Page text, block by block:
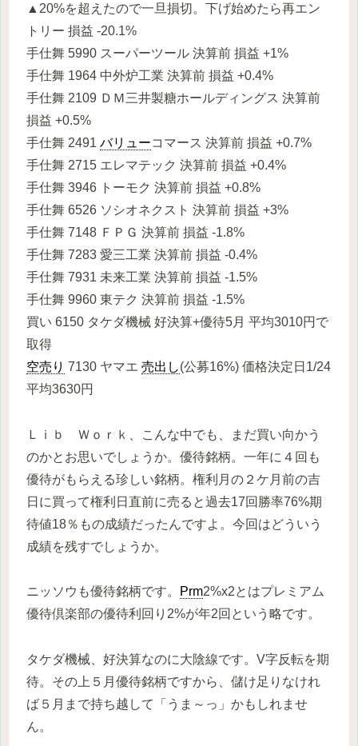
▲20%を超えたので一旦損切。下げ始めたら再エン
トリー 損益 -20.1%
手仕舞 5990 スーパーツール 決算前 損益 +1%
手仕舞 1964 中外炉工業 決算前 損益 +0.4%
手仕舞 2109 ＤＭ三井製糖ホールディングス 決算前
損益 +0.5%
手仕舞 2491 バリューコマース 決算前 損益 +0.7%
手仕舞 2715 エレマテック 決算前 損益 +0.4%
手仕舞 3946 トーモク 決算前 損益 +0.8%
手仕舞 6526 ソシオネクスト 決算前 損益 +3%
手仕舞 7148 ＦＰＧ 決算前 損益 -1.8%
手仕舞 7283 愛三工業 決算前 損益 -0.4%
手仕舞 7931 未来工業 決算前 損益 -1.5%
手仕舞 9960 東テク 決算前 損益 -1.5%
買い 6150 タケダ機械 好決算+優待5月 平均3010円で
取得
空売り 7130 ヤマエ 売出し(公募16%) 価格決定日1/24
平均3630円
Ｌｉｂ Ｗｏｒｋ、こんな中でも、まだ買い向かう
のかとお思いでしょうか。優待銘柄。一年に４回も
優待がもらえる珍しい銘柄。権利月の２ケ月前の吉
日に買って権利日直前に売ると過去17回勝率76%期
待値18％もの成績だったんですよ。今回はどういう
成績を残すでしょうか。
ニッソウも優待銘柄です。 Prm2%x2とはプレミアム
優待倶楽部の優待利回り2%が年2回という略です。
タケダ機械、好決算なのに大陰線です。V字反転を期
待。その上５月優待銘柄ですから、儲け足りなけれ
ば５月まで持ち越して「うま～っ」かもしれませ
ん。